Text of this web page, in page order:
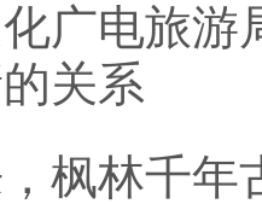
电旅游
关系
林千年